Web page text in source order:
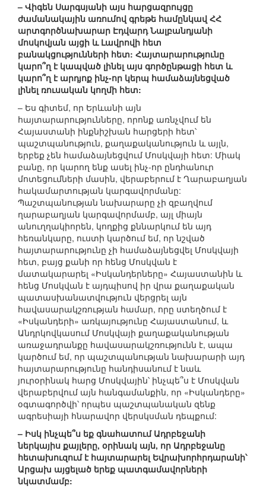
– Վիգեն Սարգսյանի այս հարցազրույցը
ժամանակային առումով գրեթե համընկավ ՀՀ
արտգործնախարար Էդվարդ Նալբանդյանի
մոսկովյան այցի և Լավրովի հետ
բանակցությունների հետ: Հայտարարությունը
կարո՞ղ է կապված լինել այս գործընթացի հետ և
կարո՞ղ է արդյոք ինչ-որ կերպ համաձայնեցված
լինել ռուսական կողմի հետ:
– Ես գիտեմ, որ Երևանի այն
հայտարարությունները, որոնք առնչվում են
Հայաստանի ինքնիշխան հարցերի հետ՝
պաշտպանություն, քաղաքականություն և այլն,
երբեք չեն համաձայնեցվում Մոսկվայի հետ: Միակ
բանը, որ կարող ենք ասել ինչ-որ ընդհանուր
մոտեցումների մասին, վերաբերում է Ղարաբաղյան
հակամարտության կարգավորմանը:
Պաշտպանության նախարարը չի զբաղվում
ղարաբաղյան կարգավորմամբ, այլ միայն
անուղղակիորեն, կողքից քննարկում են այդ
հեռանկարը, ուստի կարծում եմ, որ նշված
հայտարարությունը չի համաձայնեցվել Մոսկվայի
հետ, բայց քանի որ հենց Մոսկվան է
մատակարարել «Իսկանդերները» Հայաստանին և
հենց Մոսկվան է այդպիսով իր վրա քաղաքական
պատասխանատվություն վերցրել այն
հավասարակշռության համար, որը ստեղծում է
«Իսկանդերի» առկայությունը Հայաստանում, և
Անդրկովկասում Մոսկվայի քաղաքականության
առաջադրանքը հավասարակշռությունն է, ապա
կարծում եմ, որ պաշտպանության նախարարի այդ
հայտարարությունը հանդիսանում է նաև
յուրօրինակ հարց Մոսկվային՝ ինչպե՞ս է Մոսկվան
վերաբերվում այն հանգամանքին, որ «Իսկանդերը»
օգտագործվի՝ որպես պաշտպանական զենք
ագրեսիայի հնարավոր վերսկսման դեպքում:
– Իսկ ինչպե՞ս եք գնահատում Ադրբեջանի
ներկայիս քայլերը, օրինակ այն, որ Ադրբեջանը
հետախուզում է հայտարարել Եվրախորհրդարանի՝
Արցախ այցելած երեք պատգամավորների
նկատմամբ: